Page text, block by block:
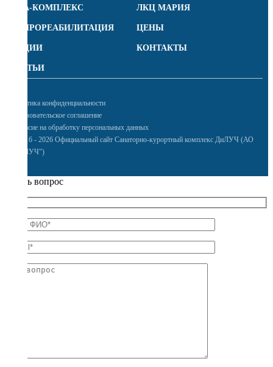
СПА-КОМПЛЕКС ЛКЦ МАРИЯ
НЕЙРОРЕАБИЛИТАЦИЯ ЦЕНЫ
АКЦИИ КОНТАКТЫ
СТАТЬИ
Политика конфиденциальности
Пользовательское соглашение
Согласие на обработку персональных данных
© 2016 - 2026 Официальный сайт Санаторно-курортный комплекс ДиЛУЧ (АО
"ДИЛУЧ")
Задать вопрос